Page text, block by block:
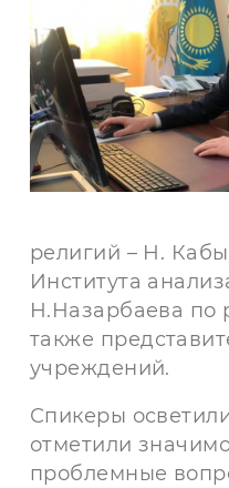
религий – Н.
Института
Н.Назарбаева по
также
учреждений.
Спикеры
отметили
проблемные